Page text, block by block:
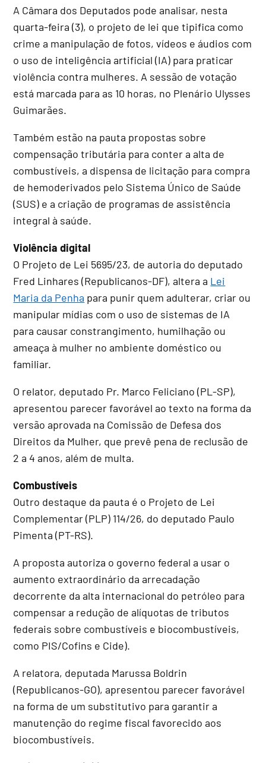
A Câmara dos Deputados pode analisar, nesta
quarta-feira (3), o projeto de lei que tipifica como
crime a manipulação de fotos, vídeos e áudios com
o uso de inteligência artificial (IA) para praticar
violência contra mulheres. A sessão de votação
está marcada para as 10 horas, no Plenário Ulysses
Guimarães.
Também estão na pauta propostas sobre
compensação tributária para conter a alta de
combustíveis, a dispensa de licitação para compra
de hemoderivados pelo Sistema Único de Saúde
(SUS) e a criação de programas de assistência
integral à saúde.
Violência digital
O Projeto de Lei 5695/23, de autoria do deputado
Fred Linhares (Republicanos-DF), altera a Lei
Maria da Penha para punir quem adulterar, criar ou
manipular mídias com o uso de sistemas de IA
para causar constrangimento, humilhação ou
ameaça à mulher no ambiente doméstico ou
familiar.
O relator, deputado Pr. Marco Feliciano (PL-SP),
apresentou parecer favorável ao texto na forma da
versão aprovada na Comissão de Defesa dos
Direitos da Mulher, que prevê pena de reclusão de
2 a 4 anos, além de multa.
Combustíveis
Outro destaque da pauta é o Projeto de Lei
Complementar (PLP) 114/26, do deputado Paulo
Pimenta (PT-RS).
A proposta autoriza o governo federal a usar o
aumento extraordinário da arrecadação
decorrente da alta internacional do petróleo para
compensar a redução de alíquotas de tributos
federais sobre combustíveis e biocombustíveis,
como PIS/Cofins e Cide).
A relatora, deputada Marussa Boldrin
(Republicanos-GO), apresentou parecer favorável
na forma de um substitutivo para garantir a
manutenção do regime fiscal favorecido aos
biocombustíveis.